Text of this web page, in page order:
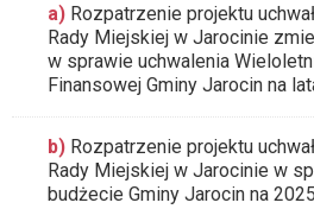
a) Rozpatrzenie projektu
Rady Miejskiej w Jarocinie
w sprawie uchwalenia
Finansowej Gminy Jarocin na
b) Rozpatrzenie projektu
Rady Miejskiej w Jarocinie w
budżecie Gminy Jarocin na